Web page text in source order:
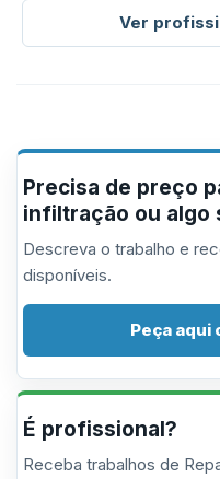
Ver
Precisa de preço
infiltração ou algo
Descreva o trabalho e
disponíveis.
Peça aqui
É profissional?
Receba trabalhos de